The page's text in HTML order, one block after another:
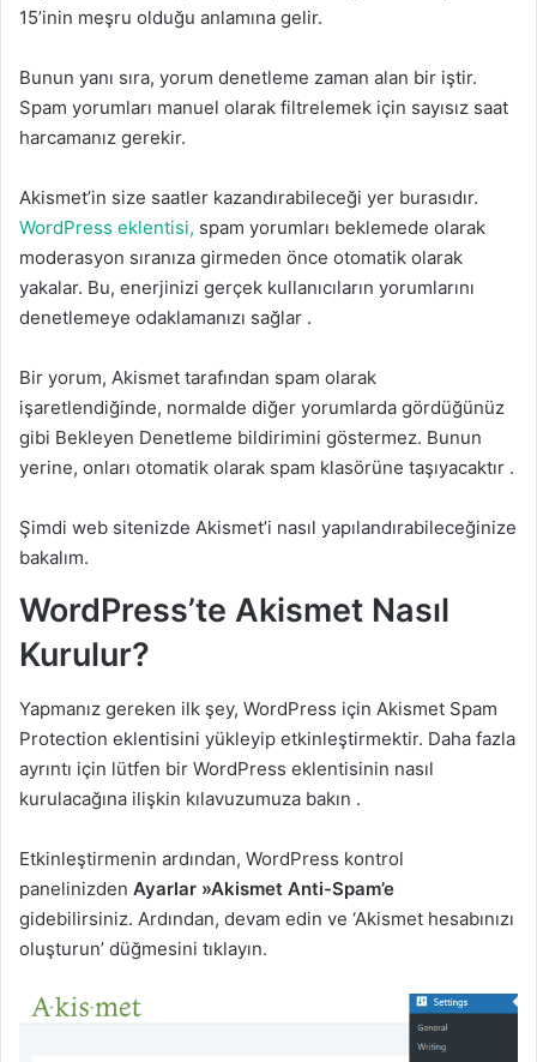
15’inin meşru olduğu anlamına gelir.
Bunun yanı sıra, yorum denetleme zaman alan bir iştir.
Spam yorumları manuel olarak filtrelemek için sayısız saat
harcamanız gerekir.
Akismet’in size saatler kazandırabileceği yer burasıdır.
WordPress eklentisi, spam yorumları beklemede olarak
moderasyon sıranıza girmeden önce otomatik olarak
yakalar. Bu, enerjinizi gerçek kullanıcıların yorumlarını
denetlemeye odaklamanızı sağlar .
Bir yorum, Akismet tarafından spam olarak
işaretlendiğinde, normalde diğer yorumlarda gördüğünüz
gibi Bekleyen Denetleme bildirimini göstermez. Bunun
yerine, onları otomatik olarak spam klasörüne taşıyacaktır .
Şimdi web sitenizde Akismet’i nasıl yapılandırabileceğinize
bakalım.
WordPress’te Akismet Nasıl
Kurulur?
Yapmanız gereken ilk şey, WordPress için Akismet Spam
Protection eklentisini yükleyip etkinleştirmektir. Daha fazla
ayrıntı için lütfen bir WordPress eklentisinin nasıl
kurulacağına ilişkin kılavuzumuza bakın .
Etkinleştirmenin ardından, WordPress kontrol
panelinizden Ayarlar »Akismet Anti-Spam’e
gidebilirsiniz. Ardından, devam edin ve ‘Akismet hesabınızı
oluşturun’ düğmesini tıklayın.